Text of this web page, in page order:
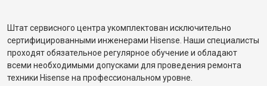
Штат сервисного центра укомплектован исключительно
сертифицированными инженерами Hisense. Наши специалисты
проходят обязательное регулярное обучение и обладают
всеми необходимыми допусками для проведения ремонта
техники Hisense на профессиональном уровне.